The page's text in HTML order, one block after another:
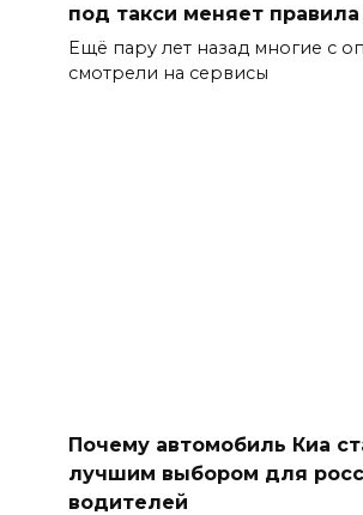
под такси меняет
Ещё пару лет назад многие с
смотрели на сервисы
Почему автомобиль Киа
лучшим выбором для
водителей